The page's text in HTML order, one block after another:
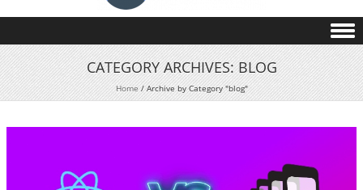
Skip to content
CATEGORY ARCHIVES:BLOG
Home/Archive by Category "blog"